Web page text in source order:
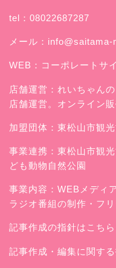
tel：08022687287
メール：
WEB： コーポレートサ
店舗運営： れいちゃん
店舗運営。オンライン
加盟団体：東松山市観
事業連携：東松山市観
ども動物自然公園
事業内容：WEBメディ
ラジオ番組の制作・フ
記事作成の指針はこちら
記事作成・編集に関す